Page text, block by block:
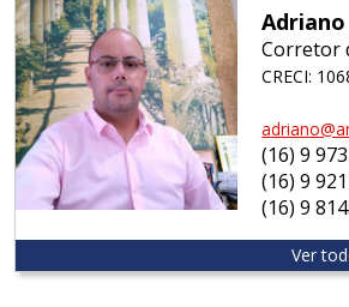
Adriano
Corretor
CRECI:
(16) 9
(16) 9
(16) 9
Ver